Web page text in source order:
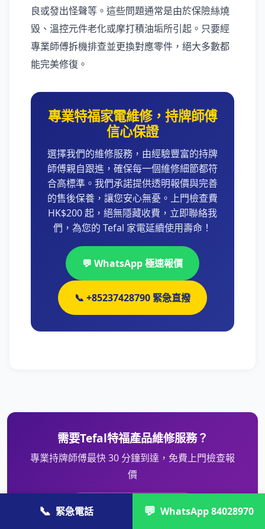
良或發出怪聲等。這些問題通常是由於保險絲燒
毀、溫控元件老化或摩打積油垢所引起。只要經
專業師傅拆機排查並更換對應零件，絕大多數都
能完美修復。
專業特福家電維修，持牌師傅
信心保證
選擇我們的維修服務，由經驗豐富的持牌
師傅親自跟進，確保每一個維修細節都符
合高標準。我們承諾提供透明報價與完善
的售後保養，讓您安心無憂。上門檢查費
HK$200 起，絕無隱藏收費，立即聯絡我
們，為您的 Tefal 家電延續使用壽命！
💬 WhatsApp 極速報價
📞 +85237428790 緊急直撥
需要Tefal特福產品維修服務？
專業持牌師傅最快 30 分鐘到達，免費上門檢查報
價
WhatsApp 84028970
📞 緊急電話 💬 WhatsApp 84028970